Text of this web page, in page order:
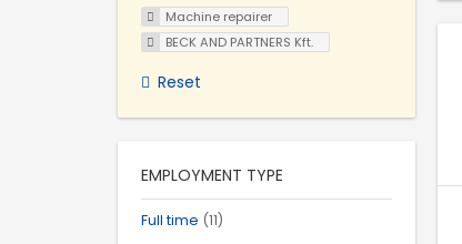
Machine repairer
BECK AND PARTNERS Kft.
Reset
EMPLOYMENT TYPE
Full time (11)